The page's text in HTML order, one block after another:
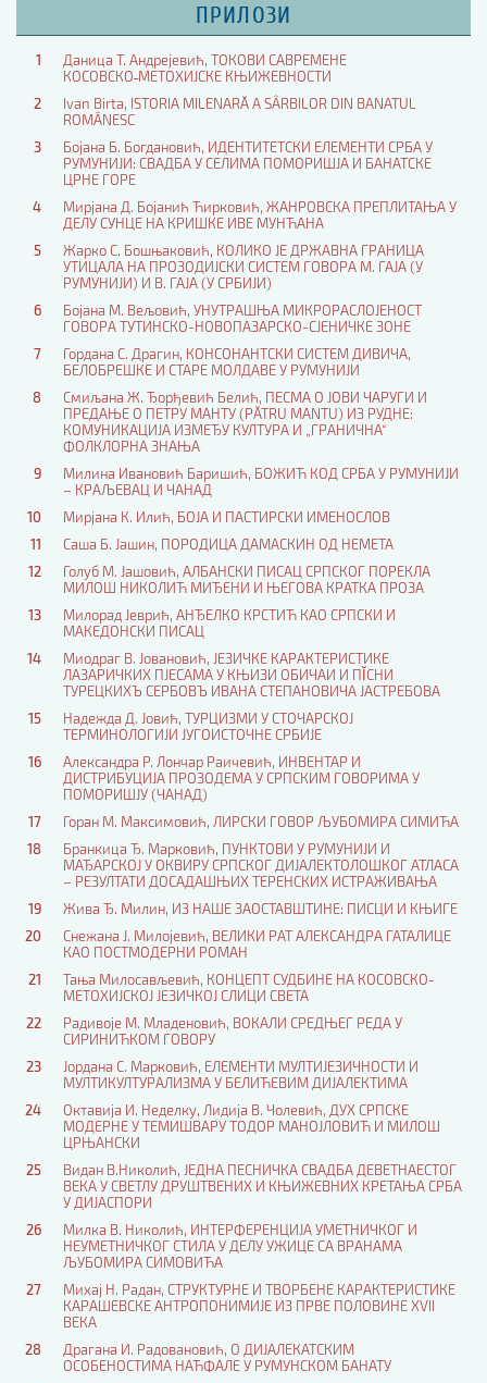
ПРИЛОЗИ
1
Даница T. Андрејевић, ТОКОВИ САВРЕМЕНЕ
КОСОВСКО˗МЕТОХИЈСКЕ КЊИЖЕВНОСТИ
2
Ivan Birta, ISTORIA MILENARĂ A SÂRBILOR DIN BANATUL
ROMÂNESC
3
Бојана Б. Богдановић, ИДЕНТИТЕТСКИ ЕЛЕМЕНТИ СРБА У
РУМУНИЈИ: СВАДБА У СЕЛИМА ПОМОРИШЈА И БАНАТСКЕ
ЦРНЕ ГОРЕ
4
Мирјана Д. Бојанић Ћирковић, ЖАНРОВСКА ПРЕПЛИТАЊА У
ДЕЛУ СУНЦЕ НА КРИШКЕ ИВЕ МУНЋАНА
5
Жарко С. Бошњаковић, КОЛИКО ЈЕ ДРЖАВНА ГРАНИЦА
УТИЦАЛА НА ПРОЗОДИЈСКИ СИСТЕМ ГОВОРА М. ГАЈА (У
РУМУНИЈИ) И В. ГАЈА (У СРБИЈИ)
6
Бојана М. Вељовић, УНУТРАШЊА МИКРОРАСЛОЈЕНОСТ
ГОВОРА ТУТИНСКО-НОВОПАЗАРСКО-СЈЕНИЧКЕ ЗОНЕ
7
Гордана С. Драгин, КОНСОНАНТСКИ СИСТЕМ ДИВИЧA,
БЕЛОБРЕШКE И СТАРE МОЛДАВЕ У РУМУНИЈИ
8
Смиљана Ж. Ђорђевић Белић, ПЕСМА О ЈОВИ ЧАРУГИ И
ПРЕДАЊЕ О ПЕТРУ МАНТУ (PĂTRU MANTU) ИЗ РУДНЕ:
КОМУНИКАЦИЈА ИЗМЕЂУ КУЛТУРА И „ГРАНИЧНА“
ФОЛКЛОРНА ЗНАЊА
9
Милина Ивановић Баришић, БОЖИЋ КОД СРБА У РУМУНИЈИ
– КРАЉЕВАЦ И ЧАНАД
10
Мирјана К. Илић, БОЈА И ПАСТИРСКИ ИМЕНОСЛОВ
11
Саша Б. Јашин, ПОРОДИЦА ДАМАСКИН ОД НЕМЕТА
12
Голуб M. Јашовић, АЛБАНСКИ ПИСАЦ СРПСКОГ ПОРЕКЛА
МИЛОШ НИКОЛИЋ МИЂЕНИ И ЊЕГОВA КРАТКА ПРОЗА
13
Милорад Јеврић, АНЂЕЛКО КРСТИЋ КАО СРПСКИ И
МАКЕДОНСКИ ПИСАЦ
14
Миодраг В. Јовановић, ЈЕЗИЧКЕ КАРАКТЕРИСТИКЕ
ЛАЗАРИЧКИХ ПЈЕСАМА У КЊИЗИ ОБИЧАИ И ПĬСНИ
ТУРЕЦКИХЪ СЕРБОВЪ ИВАНА СТЕПАНОВИЧА ЈАСТРЕБОВА
15
Надежда Д. Јовић, ТУРЦИЗМИ У СТОЧАРСКОЈ
ТЕРМИНОЛОГИЈИ ЈУГОИСТОЧНЕ СРБИЈЕ
16
Александра Р. Лончар Раичевић, ИНВЕНТАР И
ДИСТРИБУЦИЈА ПРОЗОДЕМА У СРПСКИМ ГОВОРИМА У
ПОМОРИШЈУ (ЧАНАД)
17
Горан М. Максимовић, ЛИРСКИ ГОВОР ЉУБОМИРА СИМИЋА
18
Бранкица Ђ. Марковић, ПУНКТОВИ У РУМУНИЈИ И
МАЂАРСКОЈ У ОКВИРУ СРПСКОГ ДИЈАЛЕКТОЛОШКОГ АТЛАСА
– РЕЗУЛТАТИ ДОСАДАШЊИХ ТЕРЕНСКИХ ИСТРАЖИВАЊА
19
Жива Ђ. Милин, ИЗ НАШЕ ЗАОСТАВШТИНЕ: ПИСЦИ И КЊИГЕ
20
Снежана Ј. Милојевић, ВЕЛИКИ РАТ АЛЕКСАНДРА ГАТАЛИЦЕ
КАО ПОСТМОДЕРНИ РОМАН
21
Тања Милосављевић, КОНЦЕПТ СУДБИНЕ НА КОСОВСКО-
МЕТОХИЈСКОЈ ЈЕЗИЧКОЈ СЛИЦИ СВЕТА
22
Радивоје М. Младеновић, ВОКАЛИ СРЕДЊЕГ РЕДА У
СИРИНИЋКОМ ГОВОРУ
23
Јордана С. Марковић, ЕЛЕМЕНТИ МУЛТИЈЕЗИЧНОСТИ И
МУЛТИКУЛТУРАЛИЗМА У БЕЛИЋЕВИМ ДИЈАЛЕКТИМА
24
Октавија И. Неделку, Лидија В. Чолевић, ДУХ СРПСКЕ
МОДЕРНЕ У ТЕМИШВАРУ ТОДОР МАНОЈЛОВИЋ И МИЛОШ
ЦРЊАНСКИ
25
Видан В.Николић, ЈЕДНА ПЕСНИЧКА СВАДБА ДЕВЕТНАЕСТОГ
ВЕКА У СВЕТЛУ ДРУШТВЕНИХ И КЊИЖЕВНИХ КРЕТАЊА СРБА
У ДИЈАСПОРИ
26
Милка В. Николић, ИНТЕРФЕРЕНЦИЈА УМЕТНИЧКОГ И
НЕУМЕТНИЧКОГ СТИЛА У ДЕЛУ УЖИЦЕ СА ВРАНАМА
ЉУБОМИРА СИМОВИЋА
27
Михај Н. Радан, СТРУКТУРНЕ И ТВОРБЕНЕ КАРАКТЕРИСТИКЕ
КАРАШЕВСКЕ АНТРОПОНИМИЈЕ ИЗ ПРВЕ ПОЛОВИНЕ XVII
ВЕКА
28
Драгана И. Радовановић, О ДИЈАЛЕКАТСКИМ
ОСОБЕНОСТИМА НАЋФАЛЕ У РУМУНСКОМ БАНАТУ